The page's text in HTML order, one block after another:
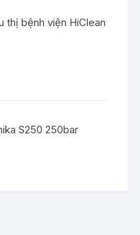
thị bệnh viện HiClean
S250 250bar